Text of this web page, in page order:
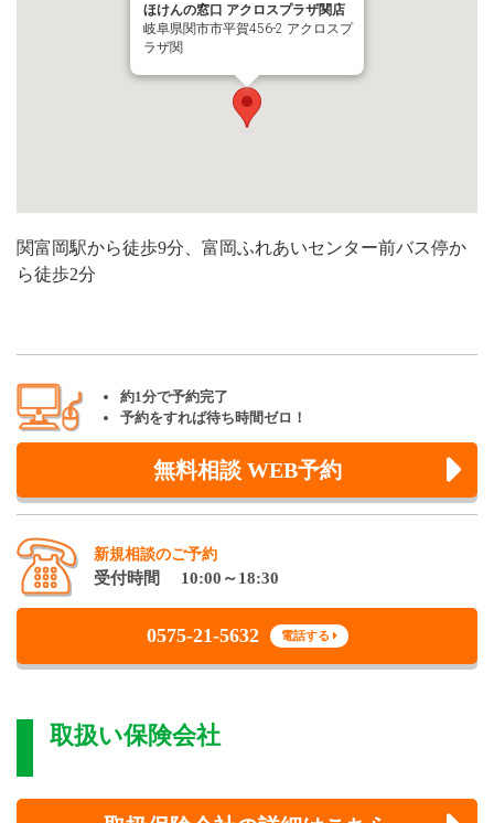
ほけんの窓口 アクロスプラザ関店
岐阜県関市市平賀456-2 アクロスプ
ラザ関
関富岡駅から徒歩9分、富岡ふれあいセンター前バス停か
ら徒歩2分
約1分で予約完了
予約をすれば待ち時間ゼロ！
無料相談 WEB予約
新規相談のご予約
受付時間 10:00～18:30
0575-21-5632 電話する
取扱い保険会社